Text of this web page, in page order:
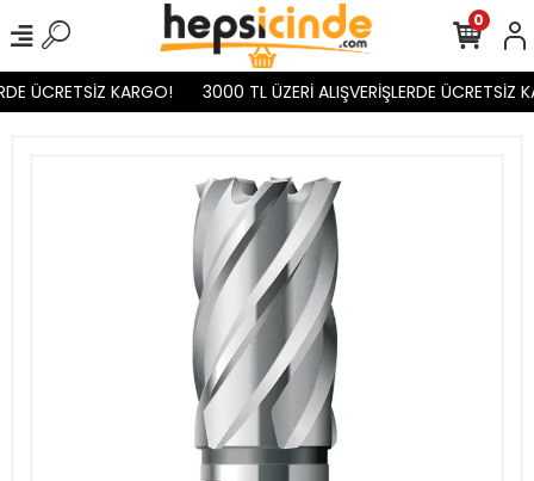
ÜCRETSİZ KARGO! 3000 TL ÜZERİ ALIŞVERİŞLERDE ÜCRETSİZ
0